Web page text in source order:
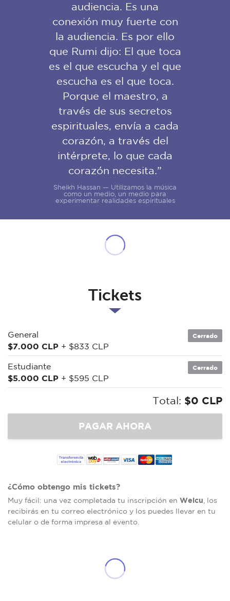
audiencia. Es una
conexión muy fuerte con
la audiencia. Es por ello
que Rumi dijo: El que toca
es el que escucha y el que
escucha es el que toca.
Porque el maestro, a
través de sus secretos
espirituales, envía a cada
corazón, a través del
intérprete, lo que cada
corazón necesita.”
Sheikh Hassan — Utilizamos la música
como un medio, un medio para
experimentar realidades espirituales
Tickets
General
$7.000 CLP + $833 CLP
Cerrado
Estudiante
$5.000 CLP + $595 CLP
Cerrado
Total: $0 CLP
¿Cómo obtengo mis tickets?
Muy fácil: una vez completada tu inscripción en Welcu , los
recibirás en tu correo electrónico y los puedes llevar en tu
celular o de forma impresa al evento.